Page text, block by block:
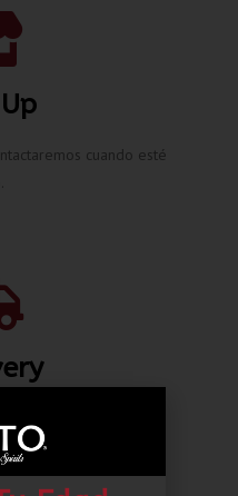
cuando esté
de tu casa desde L.